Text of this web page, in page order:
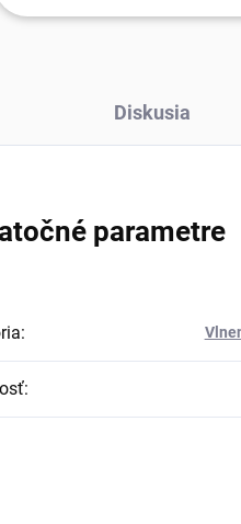
Diskusia
parametre
:
: